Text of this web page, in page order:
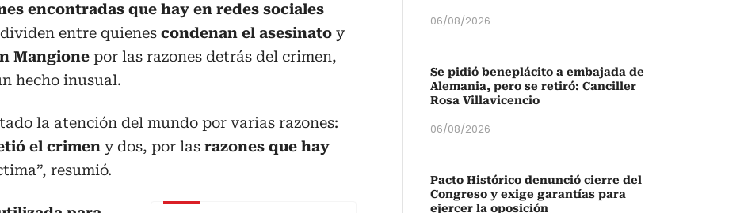
encontradas que hay en redes sociales
entre quienes condenan el asesinato y
Mangione por las razones detrás del crimen,
hecho inusual.
la atención del mundo por varias razones:
el crimen y dos, por las razones que hay
resumió.
06/08/2026
Se pidió beneplácito a embajada de
Alemania, pero se retiró: Canciller
Rosa Villavicencio
06/08/2026
Pacto Histórico denunció cierre del
Congreso y exige garantías para
ejercer la oposición